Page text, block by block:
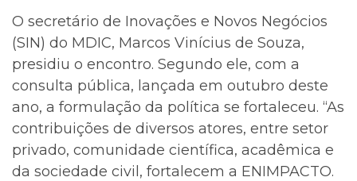
O secretário de Inovações e Novos Negócios
(SIN) do MDIC, Marcos Vinícius de Souza,
presidiu o encontro. Segundo ele, com a
consulta pública, lançada em outubro deste
ano, a formulação da política se fortaleceu. “As
contribuições de diversos atores, entre setor
privado, comunidade científica, acadêmica e
da sociedade civil, fortalecem a ENIMPACTO.